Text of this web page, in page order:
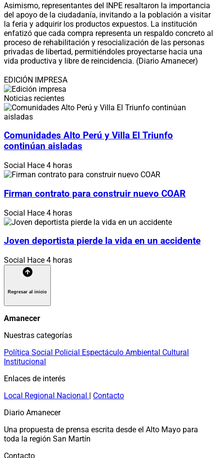
Asimismo, representantes del INPE resaltaron la importancia
del apoyo de la ciudadanía, invitando a la población a visitar
la feria y adquirir los productos expuestos. La institución
enfatizó que cada compra representa un respaldo concreto al
proceso de rehabilitación y resocialización de las personas
privadas de libertad, permitiéndoles proyectarse hacia una
vida productiva y libre de reincidencia. (Diario Amanecer)
EDICIÓN IMPRESA
Noticias recientes
Comunidades Alto Perú y Villa El Triunfo
continúan aisladas
Social Hace 4 horas
Firman contrato para construir nuevo COAR
Social Hace 4 horas
Joven deportista pierde la vida en un accidente
Social Hace 4 horas
Regresar al inicio
Amanecer
Nuestras categorías
Política Social Policial Espectáculo Ambiental Cultural
Institucional
Enlaces de interés
Local Regional Nacional | Contacto
Diario Amanecer
Una propuesta de prensa escrita desde el Alto Mayo para
toda la región San Martín
Contacto